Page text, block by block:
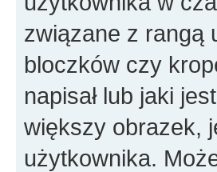
związane z rangą
bloczków czy
napisał lub jaki
większy obrazek,
użytkownika.